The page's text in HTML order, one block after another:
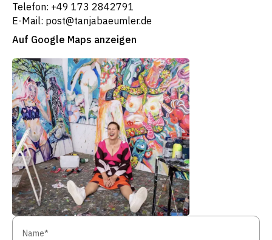
Telefon: +49 173 2842791
E-Mail: post@tanjabaeumler.de
Auf Google Maps anzeigen